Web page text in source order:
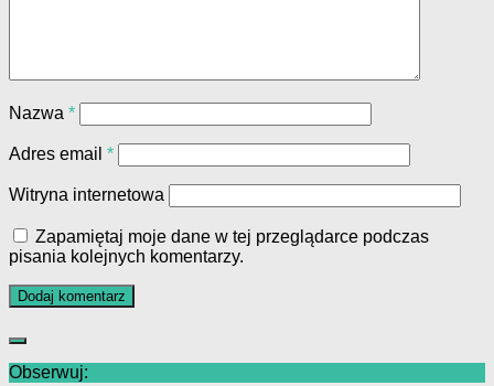
Nazwa *
Adres email *
Witryna internetowa
Zapamiętaj moje dane w tej przeglądarce podczas
pisania kolejnych komentarzy.
Obserwuj: